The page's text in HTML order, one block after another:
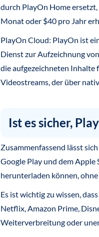
durch PlayOn Home
Monat oder $40 pro Jahr
PlayOn Cloud: PlayOn ist
Dienst zur Aufzeichnung
die aufgezeichneten
Videostreams, der über
Ist es sicher,
Zusammenfassend lässt
Google Play und dem Apple
herunterladen können,
Es ist wichtig zu wissen,
Netflix, Amazon Prime,
Weiterverbreitung oder